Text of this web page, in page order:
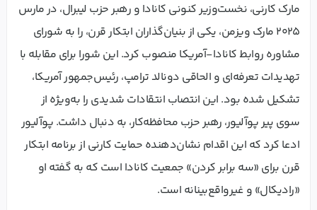
مارک کارنی، نخست‌وزیر کنونی کانادا و رهبر حزب لیبرال، در مارس
۲۰۲۵ مارک ویزمن، یکی از بنیان‌گذاران ابتکار قرن، را به شورای
مشاوره روابط کانادا-آمریکا منصوب کرد. این شورا برای مقابله با
تهدیدات تعرفه‌ای و الحاقی دونالد ترامپ، رئیس‌جمهور آمریکا،
تشکیل شده بود. این انتصاب انتقادات شدیدی را به‌ویژه از
سوی پیر پوآلیور، رهبر حزب محافظه‌کار، به دنبال داشت. پوآلیور
ادعا کرد که این اقدام نشان‌دهنده حمایت کارنی از برنامه ابتکار
قرن برای «سه برابر کردن» جمعیت کانادا است که به گفته او
«رادیکال» و غیرواقع‌بینانه است.